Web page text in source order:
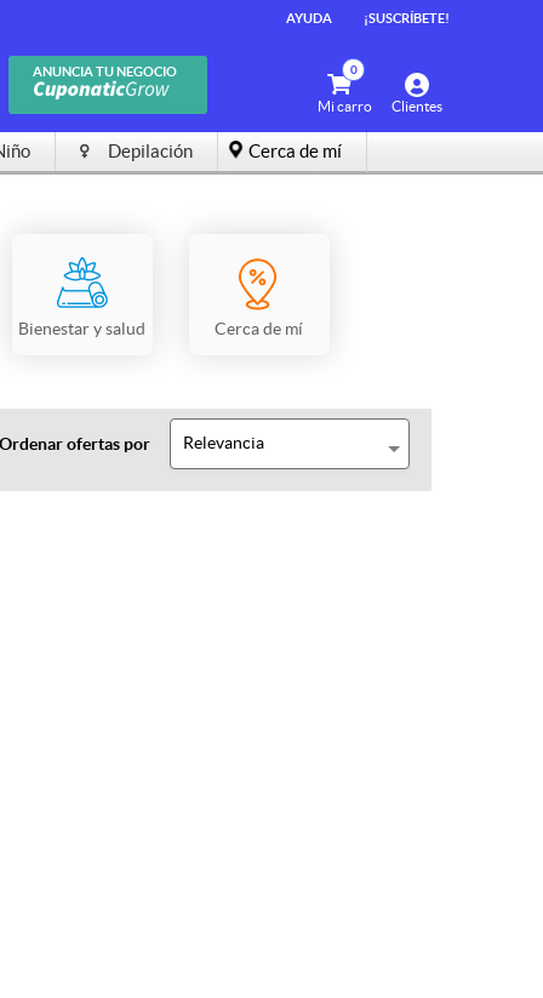
AYUDA ¡SUSCRÍBETE!
ANUNCIA TU NEGOCIO
Clientes
0
Mi carro
Depilación Cerca de mí
Bienestar y salud Cerca de mí
Ordenar ofertas por Relevancia